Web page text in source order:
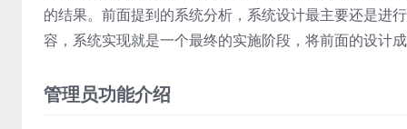
的结果。前面提到的系统分析，系统设计最主要还是进
容，系统实现就是一个最终的实施阶段，将前面的设计
管理员功能介绍